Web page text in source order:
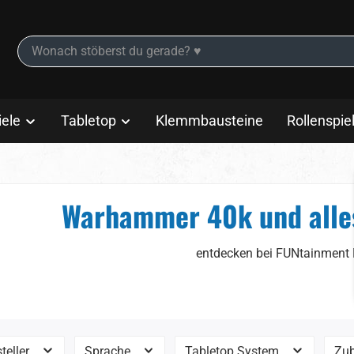
Tabletop Klemmbausteine
Warhammer 40k und
entdecken bei